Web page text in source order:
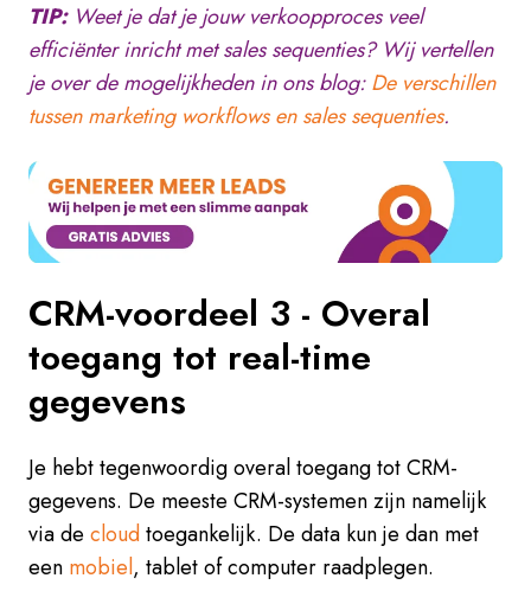
TIP:Weet je dat je jouw verkoopproces veel
efficiënter inricht met sales sequenties? Wij vertellen
je over de mogelijkheden in ons blog:De verschillen
tussen marketing workflows en sales sequenties.
CRM-voordeel 3 - Overal
toegang tot real-time
gegevens
Je hebt tegenwoordig overal toegang tot CRM-
gegevens. De meeste CRM-systemen zijn namelijk
via de cloudtoegankelijk. De data kun je dan met
een mobiel, tablet of computer raadplegen.